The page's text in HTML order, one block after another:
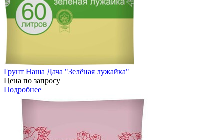
Грунт Наша Дача "Зелёная лужайка"
Цена по запросу
Подробнее